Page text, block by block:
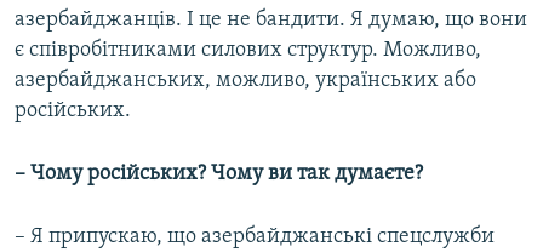
азербайджанців. І це не бандити. Я думаю, що вони
є співробітниками силових структур. Можливо,
азербайджанських, можливо, українських або
російських.
– Чому російських? Чому ви так думаєте?
– Я припускаю, що азербайджанські спецслужби